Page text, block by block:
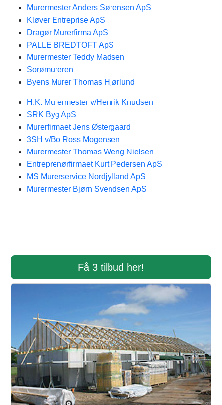
Murermester Anders Sørensen ApS
Kløver Entreprise ApS
Dragør Murerfirma ApS
PALLE BREDTOFT ApS
Murermester Teddy Madsen
Sorømureren
Byens Murer Thomas Hjørlund
H.K. Murermester v/Henrik Knudsen
SRK Byg ApS
Murerfirmaet Jens Østergaard
3SH v/Bo Ross Mogensen
Murermester Thomas Weng Nielsen
Entreprenørfirmaet Kurt Pedersen ApS
MS Murerservice Nordjylland ApS
Murermester Bjørn Svendsen ApS
Få 3 tilbud her!